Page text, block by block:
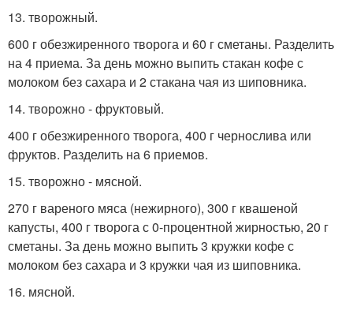
13. творожный.
600 г обезжиренного творога и 60 г сметаны. Разделить
на 4 приема. За день можно выпить стакан кофе с
молоком без сахара и 2 стакана чая из шиповника.
14. творожно - фруктовый.
400 г обезжиренного творога, 400 г чернослива или
фруктов. Разделить на 6 приемов.
15. творожно - мясной.
270 г вареного мяса (нежирного), 300 г квашеной
капусты, 400 г творога с 0-процентной жирностью, 20 г
сметаны. За день можно выпить 3 кружки кофе с
молоком без сахара и 3 кружки чая из шиповника.
16. мясной.